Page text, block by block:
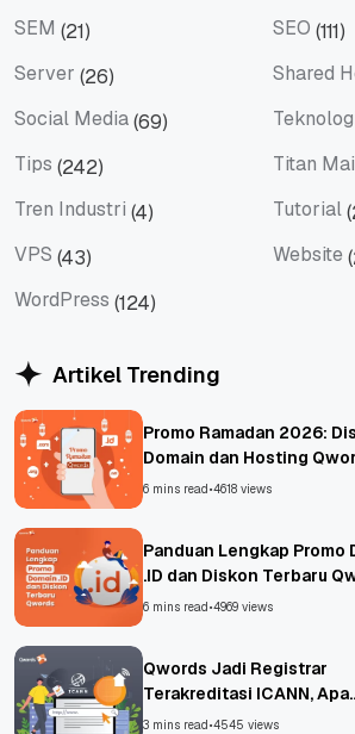
SEM (21) SEO (111)
Server (26) Shared
Social Media(69)
Tips (242) Titan
Tren Industri (4) Tutorial
VPS (43) Website
WordPress (124)
Artikel Trending
Promo Ramadan 2026:
Domain dan Hosting
6 mins read•4618 views
Panduan Lengkap Promo
.ID dan Diskon Terbaru
6 mins read•4969 views
Qwords Jadi Registrar
Terakreditasi ICANN, Apa
Untungnya?
3 mins read•4545 views